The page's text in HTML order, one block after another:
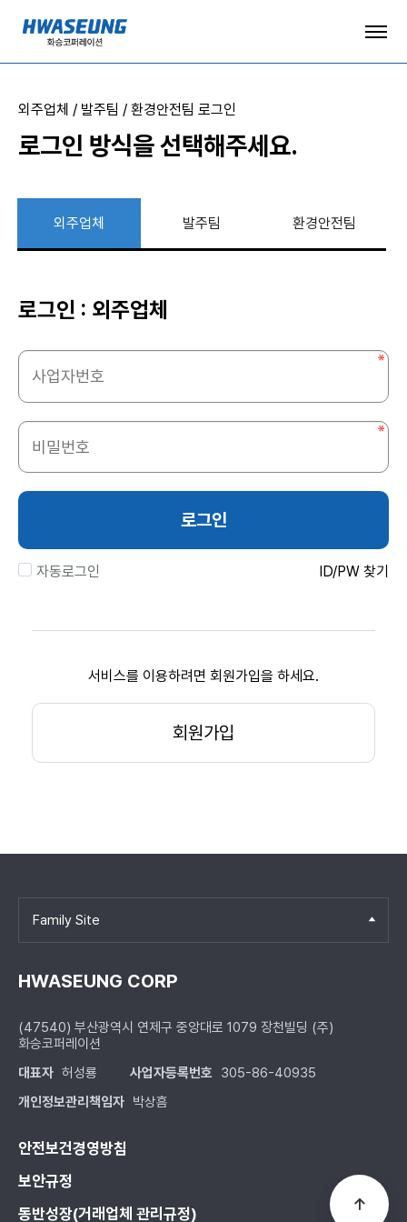
외주업체 / 발주팀 / 환경안전팀 로그인
로그인 방식을 선택해주세요.
외주업체 발주팀 환경안전팀
로그인 : 외주업체
로그인
자동로그인 ID/PW 찾기
서비스를 이용하려면 회원가입을 하세요.
회원가입
HWASEUNG CORP
Family Site
(47540) 부산광역시 연제구 중앙대로 1079 장천빌딩 (주)
화승코퍼레이션
대표자 허성룡 사업자등록번호 305-86-40935
개인정보관리책임자 박상흠
안전보건경영방침
보안규정
동반성장(거래업체 관리규정)